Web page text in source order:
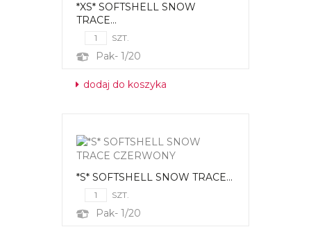
*XS* SOFTSHELL SNOW
TRACE...
SZT.
Pak- 1/20
dodaj do koszyka
*S* SOFTSHELL SNOW TRACE...
SZT.
Pak- 1/20